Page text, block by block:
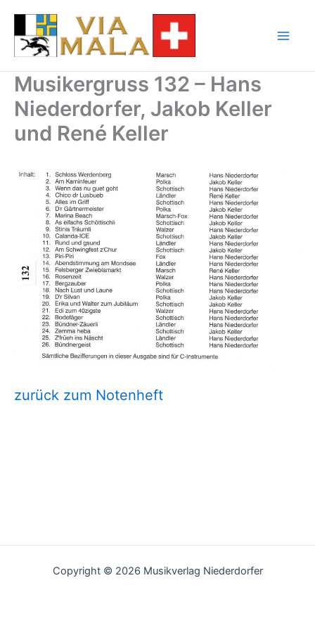
Zum
Inhalt
springen
Musikergruss 132 – Hans
Niederdorfer, Jakob Keller
und René Keller
zurück zum Notenheft
Copyright © 2026 Musikverlag Niederdorfer